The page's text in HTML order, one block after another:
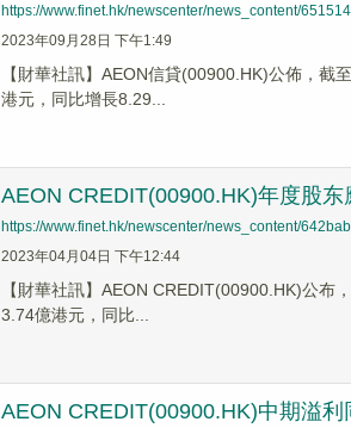
https://www.finet.hk/newscenter/news_content/
2023年09月28日 下午1:49
【財華社訊】AEON信貸(00900.HK)公佈，
港元，同比增長8.29...
AEON CREDIT(00900.HK)年度股
https://www.finet.hk/newscenter/news_content/
2023年04月04日 下午12:44
【財華社訊】AEON CREDIT(00900.HK)公
3.74億港元，同比...
AEON CREDIT(00900.HK)中期溢